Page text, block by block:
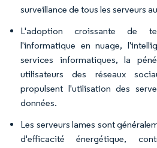
surveillance de tous les serveurs
L'adoption croissante de
l'informatique en nuage,
services informatiques, la
utilisateurs des réseaux
propulsent l'utilisation des
données.
Les serveurs lames sont
d'efficacité énergétique,